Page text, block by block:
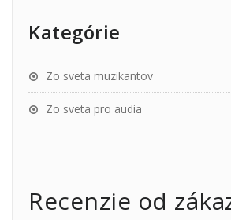
Kategórie
Zo sveta muzikantov
Zo sveta pro audia
Recenzie od